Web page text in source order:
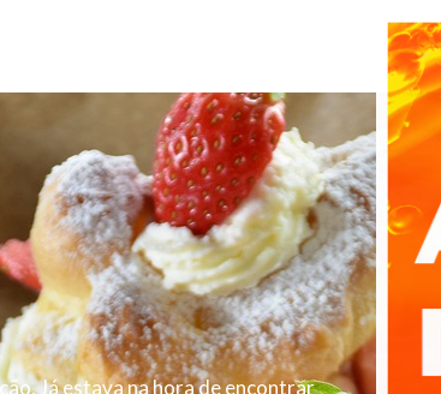
Já estava na hora de encontrar